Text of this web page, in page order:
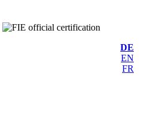
DE
EN
FR